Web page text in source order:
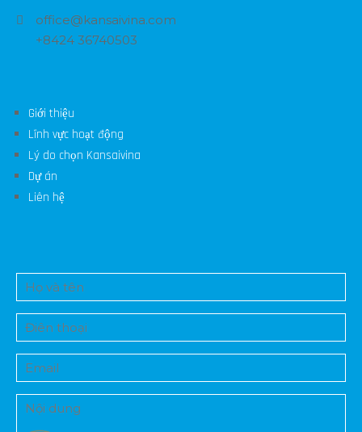
office@kansaivina.com
+8424 36740503
Giới thiệu
Lĩnh vực hoạt động
Lý do chọn Kansaivina
Dự án
Liên hệ